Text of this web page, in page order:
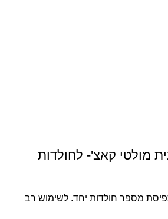
מולטי קאצ'- לחולדות
מספר חולדות יחד. לשימוש רב